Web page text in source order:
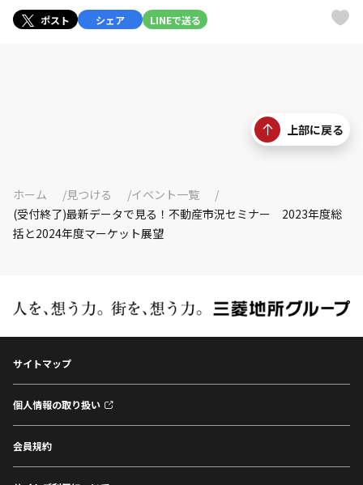
ポスト シェア LINEで送る
上部に戻る
ホーム 見つける
イベント一覧
(受付終了)最新データで見る！不動産市況セミナー 2023年度総
括と2024年度マーケット展望
サイトマップ
個人情報の取り扱い
会員規約